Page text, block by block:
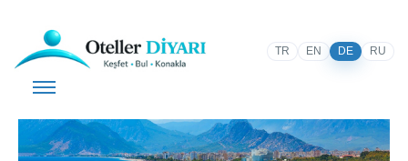
TR EN DE RU